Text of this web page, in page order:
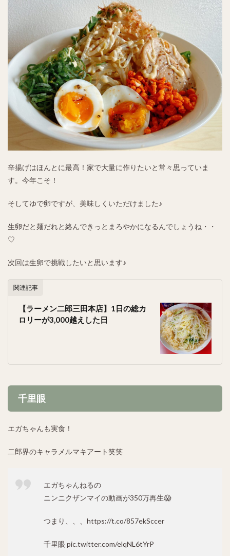
辛揚げはほんとに最高！家で大量に作りたいと常々思っていま
す。今年こそ！
そしてゆで卵ですが、美味しくいただけました♪
生卵だと麺だれと絡んできっとまろやかになるんでしょうね・・
♡
次回は生卵で挑戦したいと思います♪
関連記事
【ラーメン二郎三田本店】1日の総カ
ロリーが3,000越えした日
千里眼
エガちゃんも実食！
二郎界のキャラメルマキアート笑笑
エガちゃんねるの
ニンニクザンマイの動画が350万再生😱
つまり、、、 https://t.co/857ekSccer
千里眼 pic.twitter.com/elqNL6tYrP